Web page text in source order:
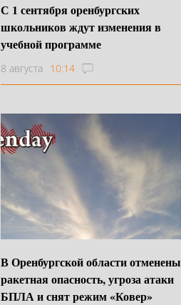
С 1 сентября оренбургских
школьников ждут изменения в
учебной программе
8 августа 10:14
В Оренбургской области отменены
ракетная опасность, угроза атаки
БПЛА и снят режим «Ковер»